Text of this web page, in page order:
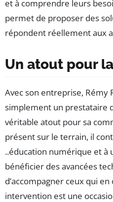
et à comprendre leurs
permet de proposer des
répondent réellement aux
Un atout pour
Avec son entreprise, Rémy
simplement un prestataire
véritable atout pour sa
présent sur le terrain, il
..éducation numérique et à
bénéficier des avancées
d’accompagner ceux qui
intervention est une